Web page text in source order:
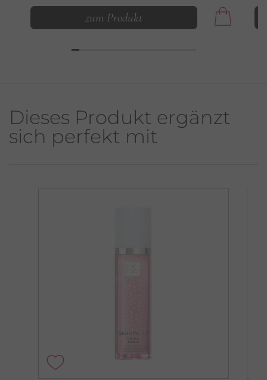
zum Produkt
Dieses Produkt ergänzt
sich perfekt mit